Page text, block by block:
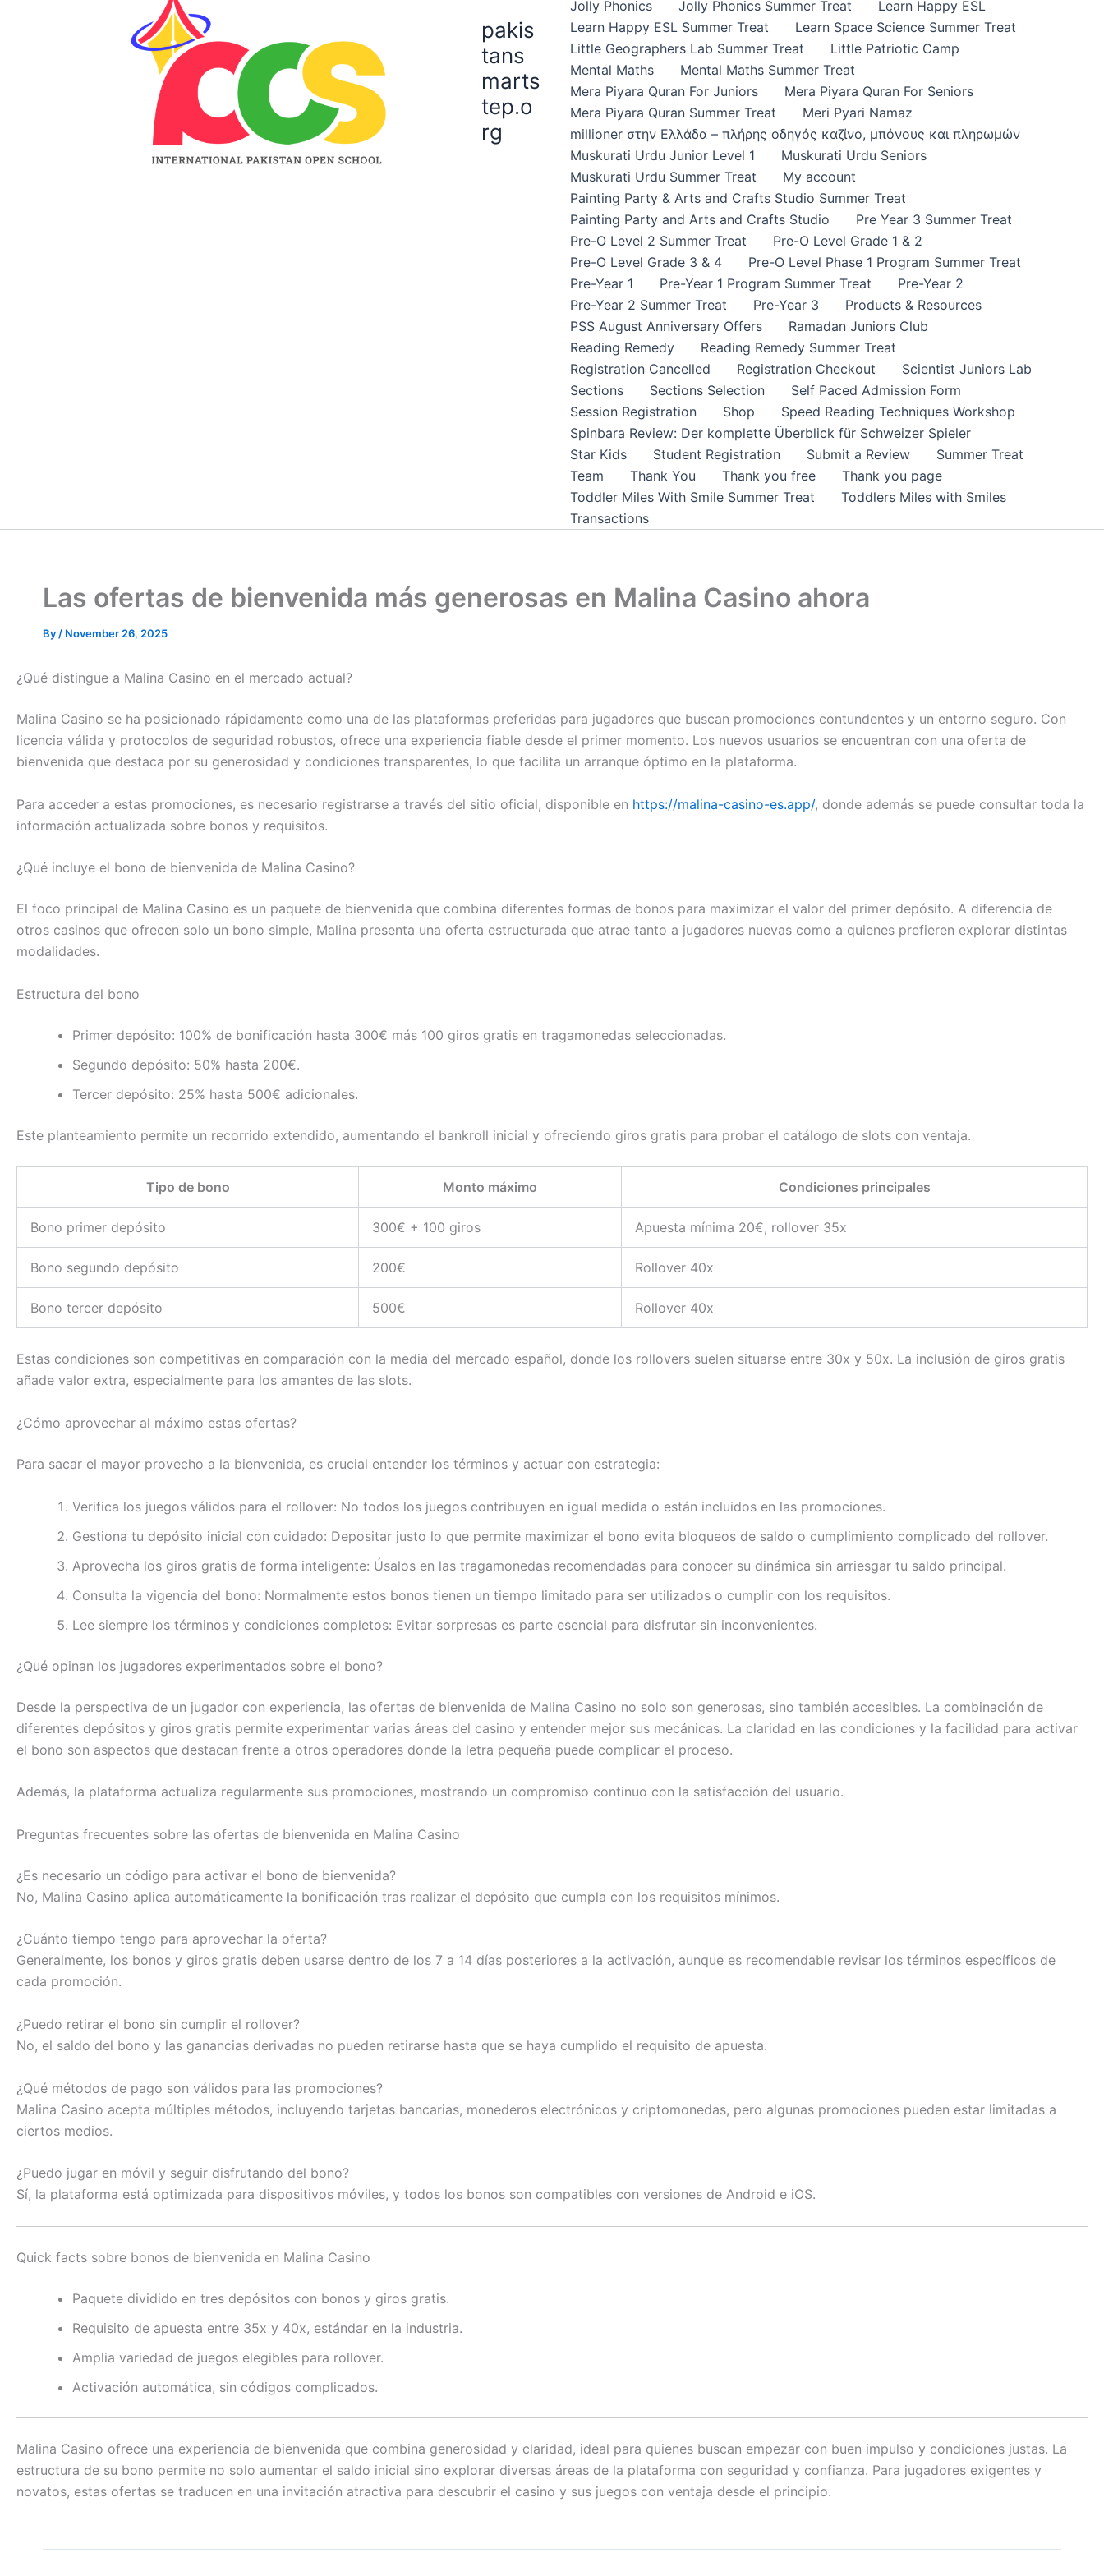
pakis
tans
marts
tep.o
rg
Jolly Phonics
Jolly Phonics Summer Treat
Learn Happy ESL
Learn Happy ESL Summer Treat
Learn Space Science Summer Treat
Little Geographers Lab Summer Treat
Little Patriotic Camp
Mental Maths
Mental Maths Summer Treat
Mera Piyara Quran For Juniors
Mera Piyara Quran For Seniors
Mera Piyara Quran Summer Treat
Meri Pyari Namaz
millioner στην Ελλάδα – πλήρης οδηγός καζίνο, μπόνους και πληρωμών
Muskurati Urdu Junior Level 1
Muskurati Urdu Seniors
Muskurati Urdu Summer Treat
My account
Painting Party & Arts and Crafts Studio Summer Treat
Painting Party and Arts and Crafts Studio
Pre Year 3 Summer Treat
Pre-O Level 2 Summer Treat
Pre-O Level Grade 1 & 2
Pre-O Level Grade 3 & 4
Pre-O Level Phase 1 Program Summer Treat
Pre-Year 1
Pre-Year 1 Program Summer Treat
Pre-Year 2
Pre-Year 2 Summer Treat
Pre-Year 3
Products & Resources
PSS August Anniversary Offers
Ramadan Juniors Club
Reading Remedy
Reading Remedy Summer Treat
Registration Cancelled
Registration Checkout
Scientist Juniors Lab
Sections
Sections Selection
Self Paced Admission Form
Session Registration
Shop
Speed Reading Techniques Workshop
Spinbara Review: Der komplette Überblick für Schweizer Spieler
Star Kids
Student Registration Submit a Review
Summer Treat
Team
Thank You Thank you free
Thank you page
Toddler Miles With Smile Summer Treat
Toddlers Miles with Smiles
Transactions
Las ofertas de bienvenida más generosas en Malina Casino ahora
By / November 26, 2025
¿Qué distingue a Malina Casino en el mercado actual?
Malina Casino se ha posicionado rápidamente como una de las plataformas preferidas para jugadores que buscan promociones contundentes y un entorno seguro. Con
licencia válida y protocolos de seguridad robustos, ofrece una experiencia fiable desde el primer momento. Los nuevos usuarios se encuentran con una oferta de
bienvenida que destaca por su generosidad y condiciones transparentes, lo que facilita un arranque óptimo en la plataforma.
Para acceder a estas promociones, es necesario registrarse a través del sitio oficial, disponible en https://malina-casino-es.app/, donde además se puede consultar toda la
información actualizada sobre bonos y requisitos.
¿Qué incluye el bono de bienvenida de Malina Casino?
El foco principal de Malina Casino es un paquete de bienvenida que combina diferentes formas de bonos para maximizar el valor del primer depósito. A diferencia de
otros casinos que ofrecen solo un bono simple, Malina presenta una oferta estructurada que atrae tanto a jugadores nuevas como a quienes prefieren explorar distintas
modalidades.
Estructura del bono
Primer depósito: 100% de bonificación hasta 300€ más 100 giros gratis en tragamonedas seleccionadas.
Segundo depósito: 50% hasta 200€.
Tercer depósito: 25% hasta 500€ adicionales.
Este planteamiento permite un recorrido extendido, aumentando el bankroll inicial y ofreciendo giros gratis para probar el catálogo de slots con ventaja.
Tipo de bono Monto máximo Condiciones principales
Bono primer depósito 300€ + 100 giros Apuesta mínima 20€, rollover 35x
Bono segundo depósito 200€ Rollover 40x
Bono tercer depósito 500€ Rollover 40x
Estas condiciones son competitivas en comparación con la media del mercado español, donde los rollovers suelen situarse entre 30x y 50x. La inclusión de giros gratis
añade valor extra, especialmente para los amantes de las slots.
¿Cómo aprovechar al máximo estas ofertas?
Para sacar el mayor provecho a la bienvenida, es crucial entender los términos y actuar con estrategia:
Verifica los juegos válidos para el rollover: No todos los juegos contribuyen en igual medida o están incluidos en las promociones.
Gestiona tu depósito inicial con cuidado: Depositar justo lo que permite maximizar el bono evita bloqueos de saldo o cumplimiento complicado del rollover.
Aprovecha los giros gratis de forma inteligente: Úsalos en las tragamonedas recomendadas para conocer su dinámica sin arriesgar tu saldo principal.
Consulta la vigencia del bono: Normalmente estos bonos tienen un tiempo limitado para ser utilizados o cumplir con los requisitos.
Lee siempre los términos y condiciones completos: Evitar sorpresas es parte esencial para disfrutar sin inconvenientes.
¿Qué opinan los jugadores experimentados sobre el bono?
Desde la perspectiva de un jugador con experiencia, las ofertas de bienvenida de Malina Casino no solo son generosas, sino también accesibles. La combinación de
diferentes depósitos y giros gratis permite experimentar varias áreas del casino y entender mejor sus mecánicas. La claridad en las condiciones y la facilidad para activar
el bono son aspectos que destacan frente a otros operadores donde la letra pequeña puede complicar el proceso.
Además, la plataforma actualiza regularmente sus promociones, mostrando un compromiso continuo con la satisfacción del usuario.
Preguntas frecuentes sobre las ofertas de bienvenida en Malina Casino
¿Es necesario un código para activar el bono de bienvenida?
No, Malina Casino aplica automáticamente la bonificación tras realizar el depósito que cumpla con los requisitos mínimos.
¿Cuánto tiempo tengo para aprovechar la oferta?
Generalmente, los bonos y giros gratis deben usarse dentro de los 7 a 14 días posteriores a la activación, aunque es recomendable revisar los términos específicos de
cada promoción.
¿Puedo retirar el bono sin cumplir el rollover?
No, el saldo del bono y las ganancias derivadas no pueden retirarse hasta que se haya cumplido el requisito de apuesta.
¿Qué métodos de pago son válidos para las promociones?
Malina Casino acepta múltiples métodos, incluyendo tarjetas bancarias, monederos electrónicos y criptomonedas, pero algunas promociones pueden estar limitadas a
ciertos medios.
¿Puedo jugar en móvil y seguir disfrutando del bono?
Sí, la plataforma está optimizada para dispositivos móviles, y todos los bonos son compatibles con versiones de Android e iOS.
Quick facts sobre bonos de bienvenida en Malina Casino
Paquete dividido en tres depósitos con bonos y giros gratis.
Requisito de apuesta entre 35x y 40x, estándar en la industria.
Amplia variedad de juegos elegibles para rollover.
Activación automática, sin códigos complicados.
Malina Casino ofrece una experiencia de bienvenida que combina generosidad y claridad, ideal para quienes buscan empezar con buen impulso y condiciones justas. La
estructura de su bono permite no solo aumentar el saldo inicial sino explorar diversas áreas de la plataforma con seguridad y confianza. Para jugadores exigentes y
novatos, estas ofertas se traducen en una invitación atractiva para descubrir el casino y sus juegos con ventaja desde el principio.